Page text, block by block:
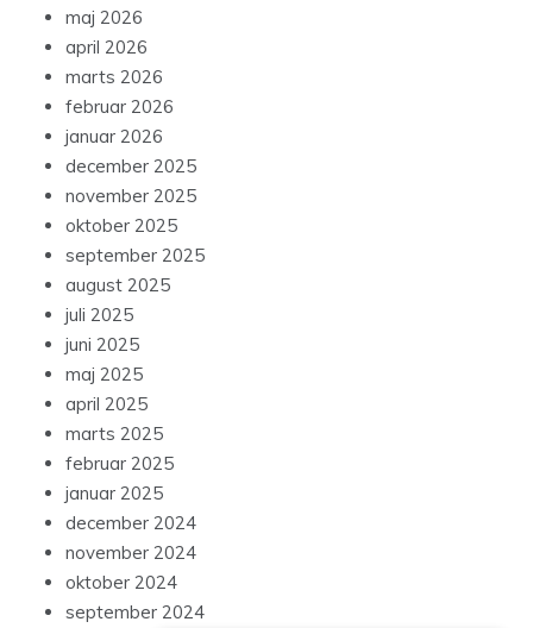
maj 2026
april 2026
marts 2026
februar 2026
januar 2026
december 2025
november 2025
oktober 2025
september 2025
august 2025
juli 2025
juni 2025
maj 2025
april 2025
marts 2025
februar 2025
januar 2025
december 2024
november 2024
oktober 2024
september 2024